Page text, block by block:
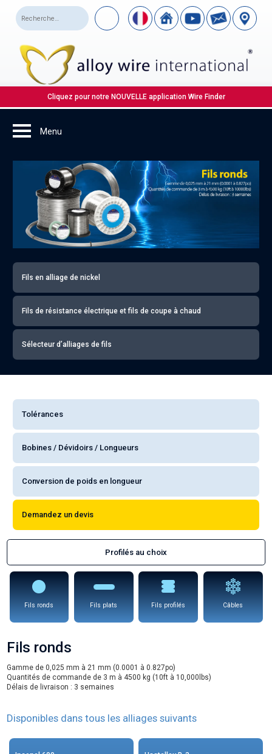
Cliquez pour notre NOUVELLE application Wire Finder
Fils en alliage de nickel
Fils de résistance électrique et fils de coupe à chaud
Sélecteur d’alliages de fils
Tolérances
Bobines / Dévidoirs / Longueurs
Conversion de poids en longueur
Demandez un devis
Profilés au choix
Fils ronds Fils plats Fils profilés Câbles
Fils ronds
Gamme de 0,025 mm à 21 mm (0.0001 à 0.827po)
Quantités de commande de 3 m à 4500 kg (10ft à 10,000lbs)
Délais de livraison : 3 semaines
Disponibles dans tous les alliages suivants